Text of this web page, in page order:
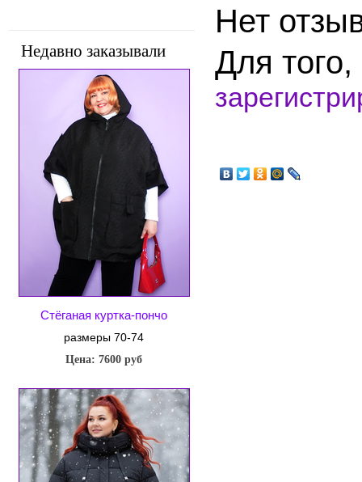
Недавно заказывали
Стёганая куртка-пончо
размеры 70-74
Цена: 7600 руб
Нет
Для